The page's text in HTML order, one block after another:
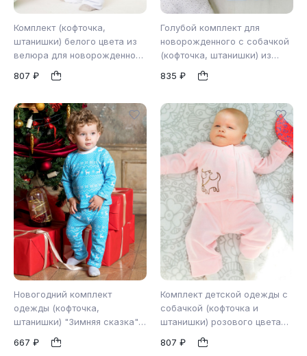
Комплект (кофточка,
штанишки) белого цвета из
велюра для новорожденного
807 ₽ 1
Голубой комплект для
новорожденного с собачкой
(кофточка, штанишки) из
велюра (2817)
835 ₽ 1
Новогодний комплект
одежды (кофточка,
штанишки) "Зимняя сказка"
для новорожденного (72708)
667 ₽ 1
Комплект детской одежды с
собачкой (кофточка и
штанишки) розового цвета
из велюра (2802)
807 ₽ 1